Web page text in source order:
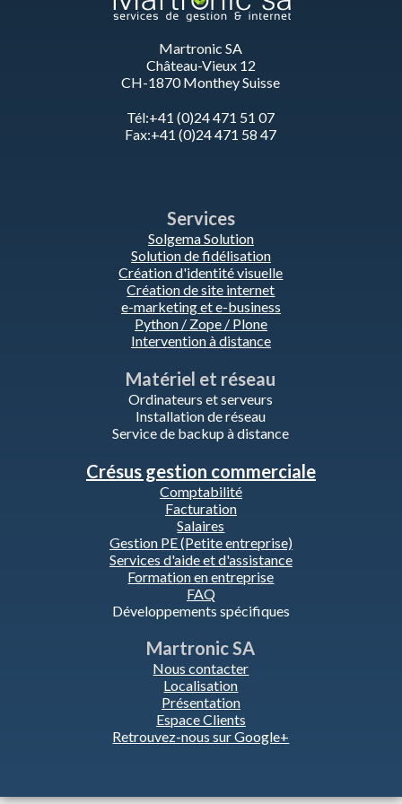
Martronic SA
Château-Vieux 12
CH-1870 Monthey Suisse
Tél:+41 (0)24 471 51 07
Fax:+41 (0)24 471 58 47
Services
Solgema Solution
Solution de fidélisation
Création d'identité visuelle
Création de site internet
e-marketing et e-business
Python / Zope / Plone
Intervention à distance
Matériel et réseau
Ordinateurs et serveurs
Installation de réseau
Service de backup à distance
Crésus gestion commerciale
Comptabilité
Facturation
Salaires
Gestion PE (Petite entreprise)
Services d'aide et d'assistance
Formation en entreprise
FAQ
Développements spécifiques
Martronic SA
Nous contacter
Localisation
Présentation
Espace Clients
Retrouvez-nous sur Google+